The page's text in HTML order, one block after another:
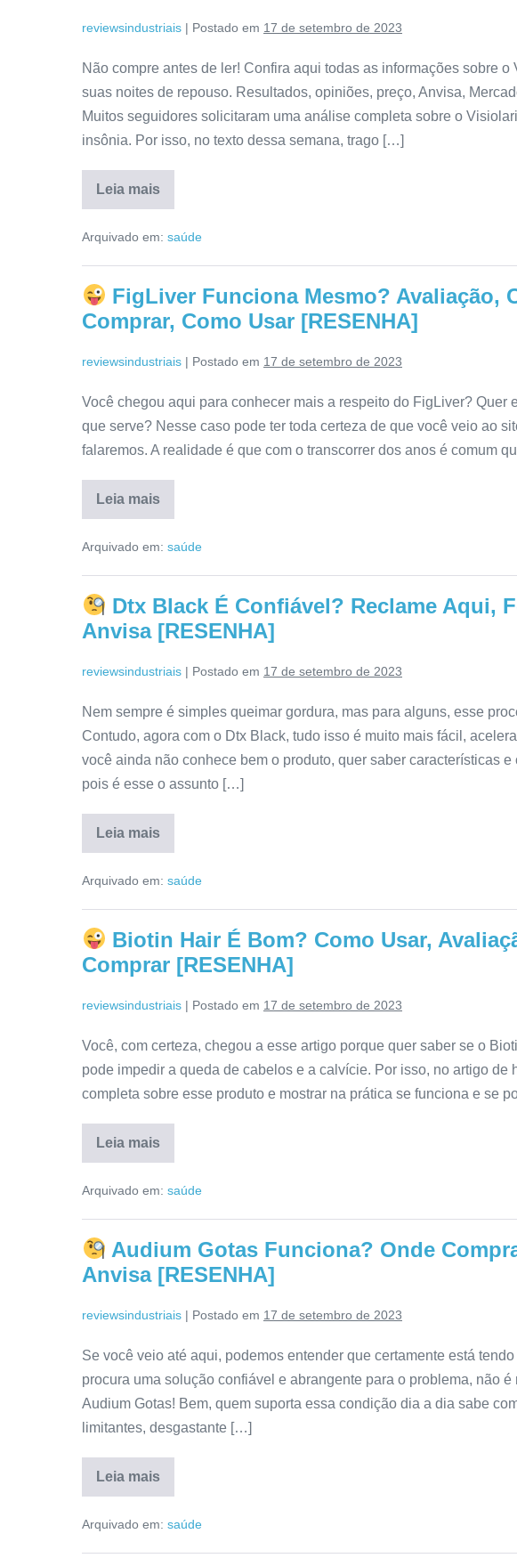
reviewsindustriais | Postado em 17 de setembro de 2023
Não compre antes de ler! Confira aqui todas as informações sobre
suas noites de repouso. Resultados, opiniões, preço, Anvisa,
Muitos seguidores solicitaram uma análise completa sobre o
insônia. Por isso, no texto dessa semana, trago […]
Leia mais
Visiolaris
Mesmo?
Onde
Mercado
Livre,
Modo
[RESENHA]
Arquivado em: saúde
FigLiver Funciona Mesmo? Avaliação,
Comprar, Como Usar [RESENHA]
reviewsindustriais | Postado em 17 de setembro de 2023
Você chegou aqui para conhecer mais a respeito do FigLiver? Quer
que serve? Nesse caso pode ter toda certeza de que você veio ao
falaremos. A realidade é que com o transcorrer dos anos é comum
Leia mais
FigLiver
Mesmo?
Composição,
Comprar,
Como
Usar
Arquivado em: saúde
Dtx Black É Confiável? Reclame Aqui,
Anvisa [RESENHA]
reviewsindustriais | Postado em 17 de setembro de 2023
Nem sempre é simples queimar gordura, mas para alguns, esse
Contudo, agora com o Dtx Black, tudo isso é muito mais fácil,
você ainda não conhece bem o produto, quer saber características
pois é esse o assunto […]
Leia mais
Dtx
É
Reclame
Fórmula,
Depoimentos,
Anvisa
Arquivado em: saúde
Biotin Hair É Bom? Como Usar,
Comprar [RESENHA]
reviewsindustriais | Postado em 17 de setembro de 2023
Você, com certeza, chegou a esse artigo porque quer saber se o
pode impedir a queda de cabelos e a calvície. Por isso, no artigo de
completa sobre esse produto e mostrar na prática se funciona e se
Leia mais
Biotin
É
Como
Avaliação,
Reclamações,
Onde
Arquivado em: saúde
Audium Gotas Funciona? Onde
Anvisa [RESENHA]
reviewsindustriais | Postado em 17 de setembro de 2023
Se você veio até aqui, podemos entender que certamente está
procura uma solução confiável e abrangente para o problema, não
Audium Gotas! Bem, quem suporta essa condição dia a dia sabe
limitantes, desgastante […]
Leia mais
Audium
Funciona?
Comprar,
Arquivado em: saúde